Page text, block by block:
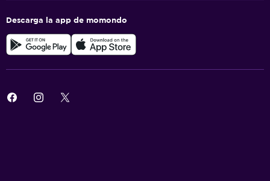
Descarga la app de momondo